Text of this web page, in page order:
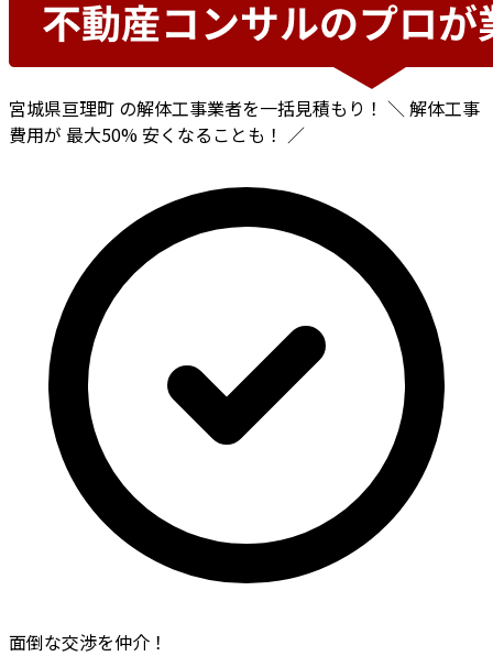
宮城県亘理町 の解体工事業者を一括見積もり！ ＼ 解体工事
費用が 最大50%安くなることも！ ／
面倒な交渉を仲介！